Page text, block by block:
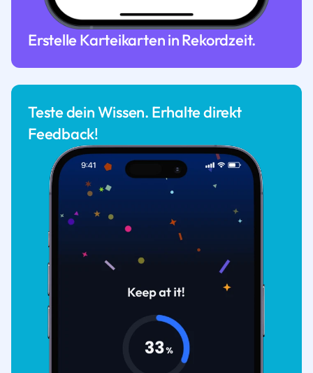
Erstelle Karteikarten in Rekordzeit.
Teste dein Wissen. Erhalte direkt
Feedback!